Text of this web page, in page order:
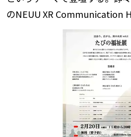
のNEUU XR Communication